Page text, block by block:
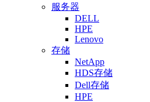
服务器
DELL
HPE
Lenovo
存储
NetApp
HDS存储
Dell存储
HPE